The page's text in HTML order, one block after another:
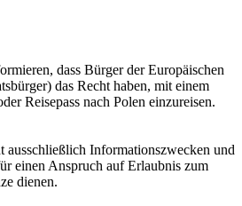
dass Bürger der Europäischen
das Recht haben, mit einem
Reisepass nach Polen einzureisen.
ausschließlich Informationszwecken und
einen Anspruch auf Erlaubnis zum
dienen.